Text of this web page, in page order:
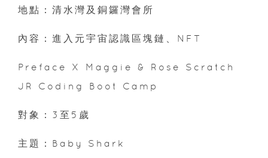
地點：清水灣及銅鑼灣會所
內容：進入元宇宙認識區塊鏈、NFT
Preface X Maggie & Rose Scratch
JR Coding Boot Camp
對象：3至5歲
主題：Baby Shark